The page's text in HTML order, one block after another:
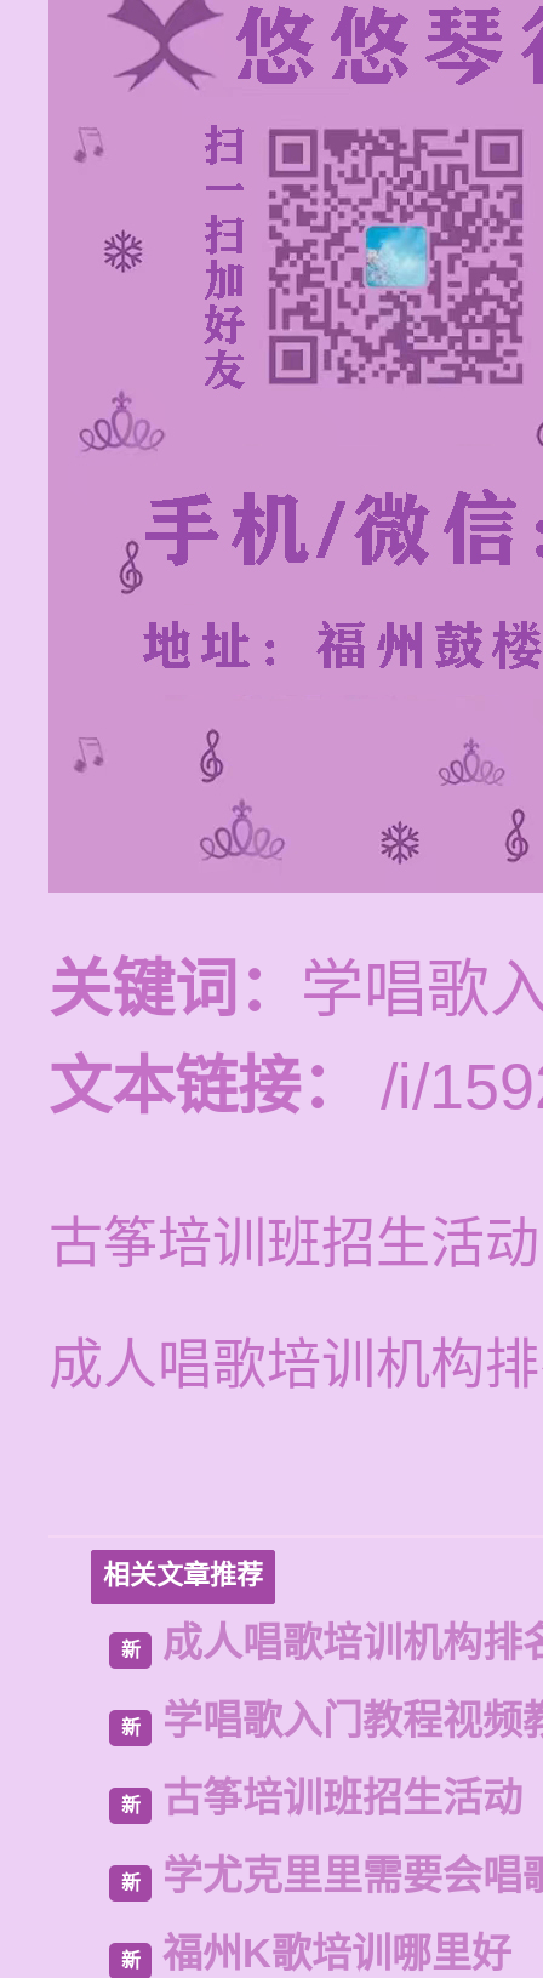
关键词： 学唱歌
文本链接：
/i/
古筝培训班招生活动
成人唱歌培训机构
相关文章推荐
新 成人唱歌培训机构排
新 学唱歌入门教程视频
新 古筝培训班招生活动
新 学尤克里里需要会唱
新 福州K歌培训哪里好